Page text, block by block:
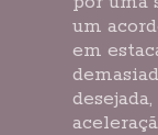
um
em